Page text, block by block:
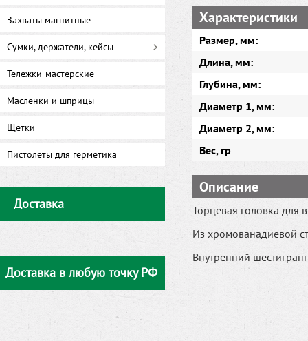
Захваты магнитные
Сумки, держатели, кейсы
Тележки-мастерские
Масленки и шприцы
Щетки
Пистолеты для герметика
Доставка
Доставка в любую точку РФ
Характеристики
Размер, мм:
Длина, мм:
Глубина, мм:
Диаметр 1, мм:
Диаметр 2, мм:
Вес, гр
Описание
Торцевая головка для
Из хромованадиевой
Внутренний